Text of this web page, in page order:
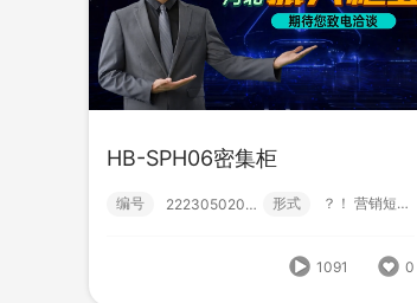
HB-SPH06密集柜
HB-SPH06密集柜
编号 222305020003 形式 ？！ 营销短视频; 小视频; 中级款;
1091 0